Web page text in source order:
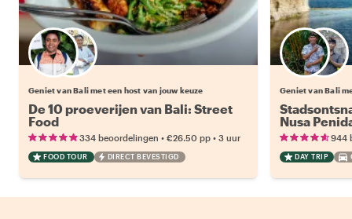
Geniet van Bali met een host van jouw keuze
De 10 proeverijen van Bali: Street
Food
334 beoordelingen • €26.50 pp • 3 uur
FOOD TOUR DIRECT BEVESTIGD
Geniet van Bali
Nusa
944
DAY TRIP